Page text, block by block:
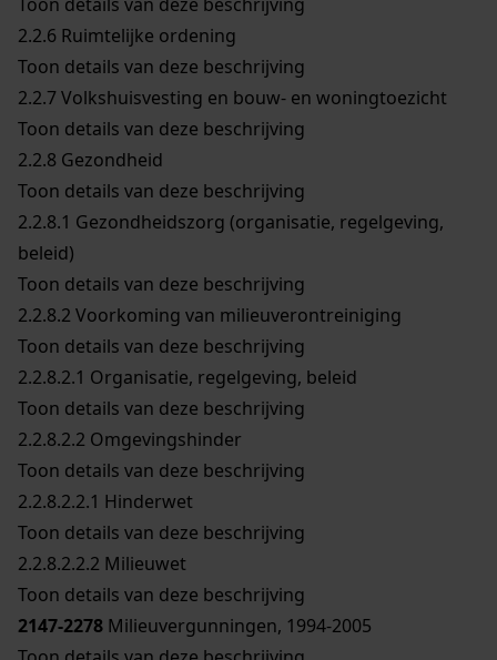
2.2.6 Ruimtelijke ordening
Toon details van deze beschrijving
2.2.7Volkshuisvesting en bouw- en woningtoezicht
Toon details van deze beschrijving
2.2.8 Gezondheid
Toon details van deze beschrijving
2.2.8.1 Gezondheidszorg (organisatie, regelgeving,
beleid)
Toon details van deze beschrijving
2.2.8.2 Voorkoming van milieuverontreiniging
Toon details van deze beschrijving
2.2.8.2.1 Organisatie, regelgeving, beleid
Toon details van deze beschrijving
2.2.8.2.2 Omgevingshinder
Toon details van deze beschrijving
2.2.8.2.2.1 Hinderwet
Toon details van deze beschrijving
2.2.8.2.2.2 Milieuwet
Toon details van deze beschrijving
2147-2278 Milieuvergunningen, 1994-2005